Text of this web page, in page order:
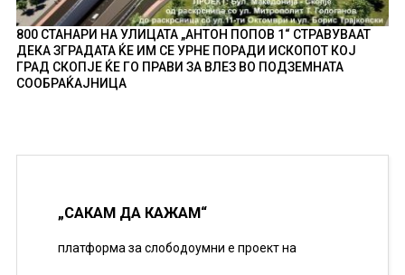
800 СТАНАРИ НА УЛИЦАТА „АНТОН ПОПОВ 1“ СТРАВУВААТ
ДЕКА ЗГРАДАТА ЌЕ ИМ СЕ УРНЕ ПОРАДИ ИСКОПОТ КОЈ
ГРАД СКОПЈЕ ЌЕ ГО ПРАВИ ЗА ВЛЕЗ ВО ПОДЗЕМНАТА
СООБРАЌАЈНИЦА
„САКАМ ДА КАЖАМ“
платформа за слободоумни е проект на